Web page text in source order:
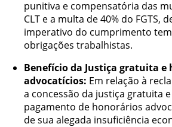
punitiva e compensatória das
CLT e a multa de 40% do FGTS,
imperativo do cumprimento
obrigações trabalhistas.
Benefício da Justiça gratuita e
advocatícios: Em relação à
a concessão da justiça gratuita
pagamento de honorários
de sua alegada insuficiência